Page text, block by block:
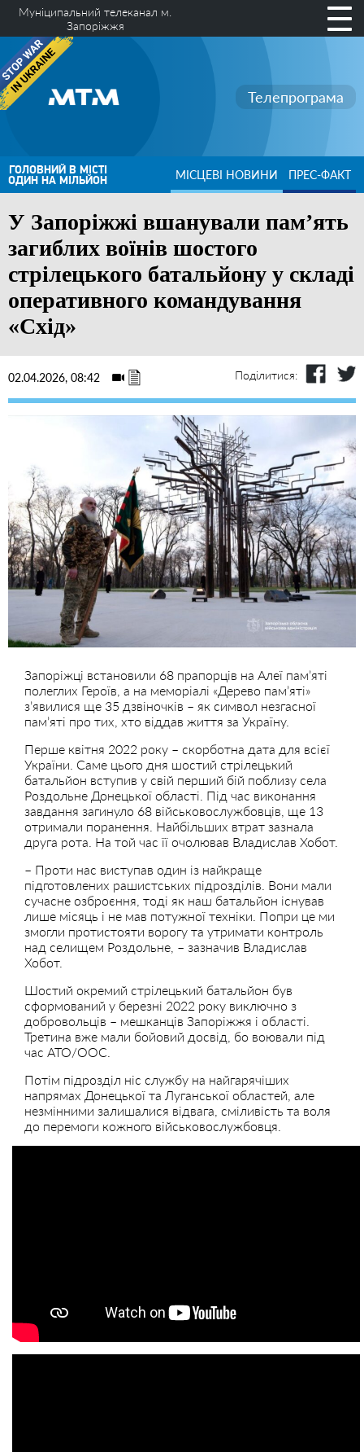
Муніципальний телеканал м.
Запоріжжя
Телепрограма
ГОЛОВНИЙ В МІСТІ
ОДИН НА МІЛЬЙОН МІСЦЕВІ НОВИНИ ПРЕС-ФАКТ
У Запоріжжі вшанували памʼять
загиблих воїнів шостого
стрілецького батальйону у складі
оперативного командування
«Схід»
02.04.2026, 08:42 Поділитися:
Запоріжці встановили 68 прапорців на Алеї памʼяті
полеглих Героїв, а на меморіалі «Дерево памʼяті»
зʼявилися ще 35 дзвіночків – як символ незгасної
памʼяті про тих, хто віддав життя за Україну.
Перше квітня 2022 року – скорботна дата для всієї
України. Саме цього дня шостий стрілецький
батальйон вступив у свій перший бій поблизу села
Роздольне Донецької області. Під час виконання
завдання загинуло 68 військовослужбовців, ще 13
отримали поранення. Найбільших втрат зазнала
друга рота. На той час її очолював Владислав Хобот.
– Проти нас виступав один із найкраще
підготовлених рашистських підрозділів. Вони мали
сучасне озброєння, тоді як наш батальйон існував
лише місяць і не мав потужної техніки. Попри це ми
змогли протистояти ворогу та утримати контроль
над селищем Роздольне, – зазначив Владислав
Хобот.
Шостий окремий стрілецький батальйон був
сформований у березні 2022 року виключно з
добровольців – мешканців Запоріжжя і області.
Третина вже мали бойовий досвід, бо воювали під
час АТО/ООС.
Потім підрозділ ніс службу на найгарячіших
напрямах Донецької та Луганської областей, але
незмінними залишалися відвага, сміливість та воля
до перемоги кожного військовослужбовця.